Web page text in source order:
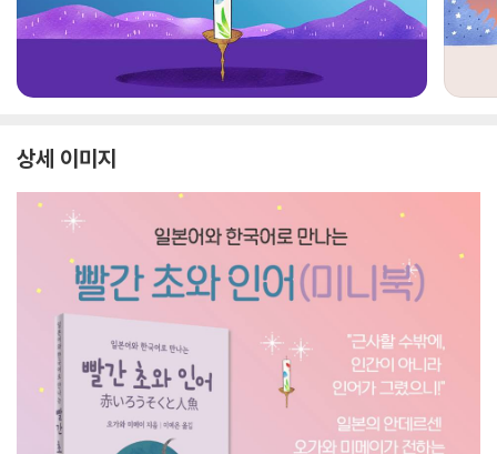
상세 이미지